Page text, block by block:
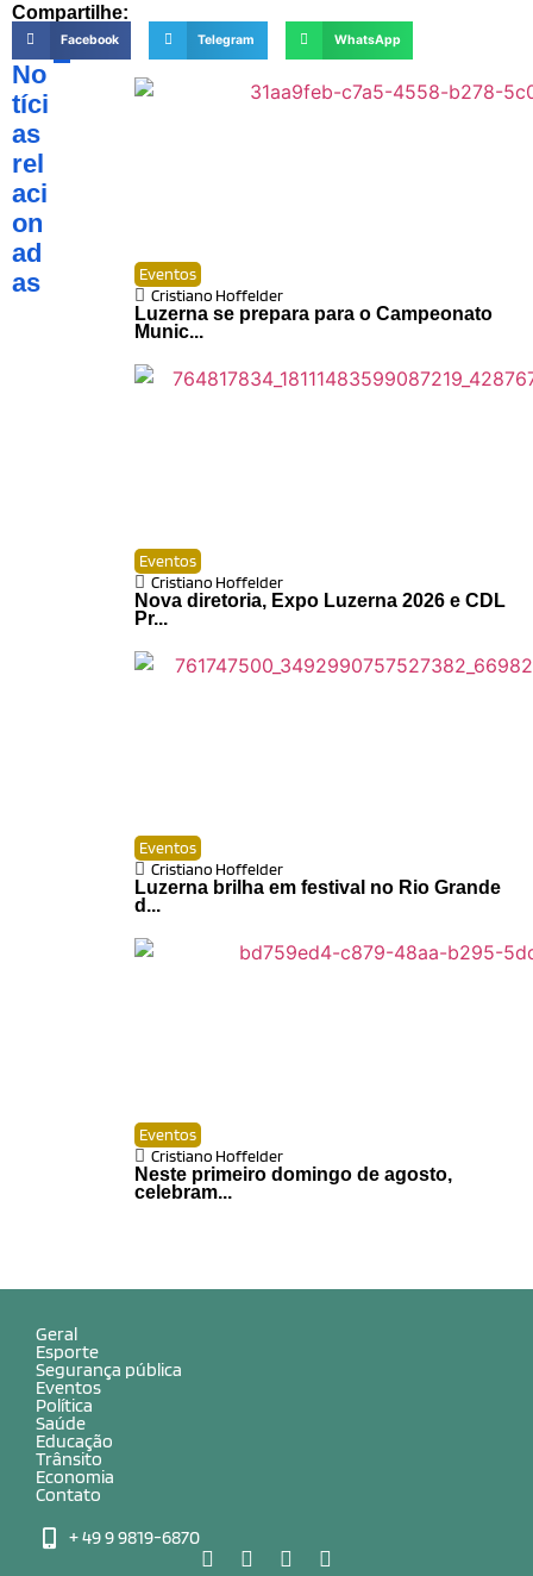
Compartilhe:
Facebook Telegram WhatsApp
No
tíci
as
rel
aci
on
ad
as
Eventos
Cristiano Hoffelder
Luzerna se prepara para o Campeonato
Munic...
Eventos
Cristiano Hoffelder
Nova diretoria, Expo Luzerna 2026 e CDL
Pr...
Eventos
Cristiano Hoffelder
Luzerna brilha em festival no Rio Grande
d...
Eventos
Cristiano Hoffelder
Neste primeiro domingo de agosto,
celebram...
Geral
Esporte
Segurança pública
Eventos
Política
Saúde
Educação
Trânsito
Economia
Contato
+ 49 9 9819-6870